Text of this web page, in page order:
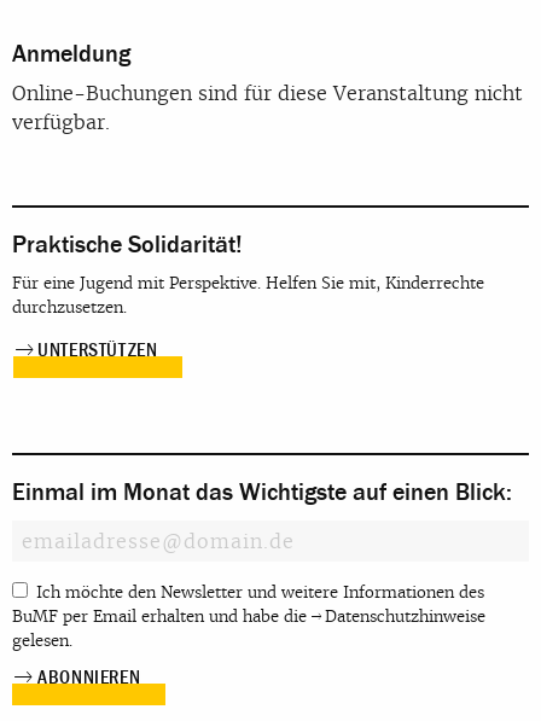
Anmeldung
Online-Buchungen sind für diese Veranstaltung nicht
verfügbar.
Praktische Solidarität!
Für eine Jugend mit Perspektive. Helfen Sie mit, Kinderrechte
durchzusetzen.
UNTERSTÜTZEN
Einmal im Monat das Wichtigste auf einen Blick:
Ich möchte den Newsletter und weitere Informationen des
BuMF per Email erhalten und habe die
Datenschutzhinweise
gelesen.